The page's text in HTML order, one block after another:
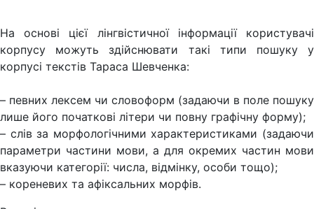
На основі цієї лінгвістичної інформації користувачі
корпусу можуть здійснювати такі типи пошуку у
корпусі текстів Тараса Шевченка:
– певних лексем чи словоформ (задаючи в поле пошуку
лише його початкові літери чи повну графічну форму);
– слів за морфологічними характеристиками (задаючи
параметри частини мови, а для окремих частин мови
вказуючи категорії: числа, відмінку, особи тощо);
– кореневих та афіксальних морфів.